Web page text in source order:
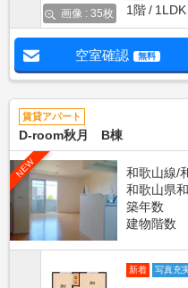
画像 : 35枚
1階
1LDK
空室確認 無料
賃貸アパート
D-room秋月 B棟
NEW
和歌山線/
和歌山県
築年数
建物階数
新着 写真充